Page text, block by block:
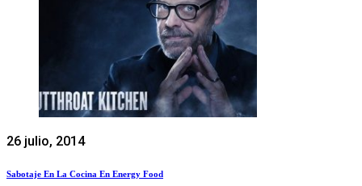
26 julio, 2014
Sabotaje En La Cocina En Energy Food